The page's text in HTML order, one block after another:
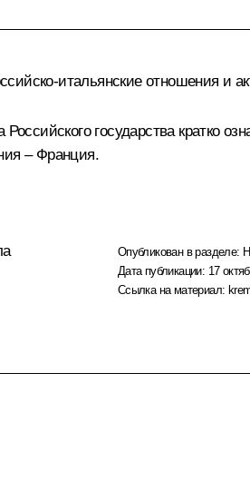
итальянские отношения и
Российского государства кратко
– Франция.
Опубликован в разделе:
Дата публикации: 17
Ссылка на материал: